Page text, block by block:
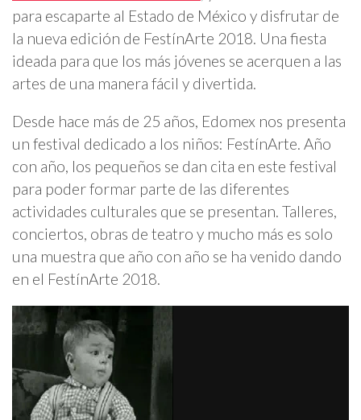
para escaparte al Estado de México y disfrutar de
la nueva edición de FestínArte 2018. Una fiesta
ideada para que los más jóvenes se acerquen a las
artes de una manera fácil y divertida.
Desde hace más de 25 años, Edomex nos presenta
un festival dedicado a los niños: FestínArte. Año
con año, los pequeños se dan cita en este festival
para poder formar parte de las diferentes
actividades culturales que se presentan. Talleres,
conciertos, obras de teatro y mucho más es solo
una muestra que año con año se ha venido dando
en el FestínArte 2018.